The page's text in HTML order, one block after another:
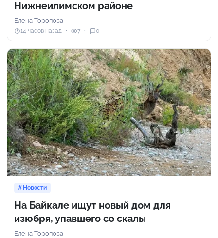
Нижнеилимском районе
Елена Торопова
14 часов назад 7 0
Новости
На Байкале ищут новый дом для
изюбря, упавшего со скалы
Елена Торопова